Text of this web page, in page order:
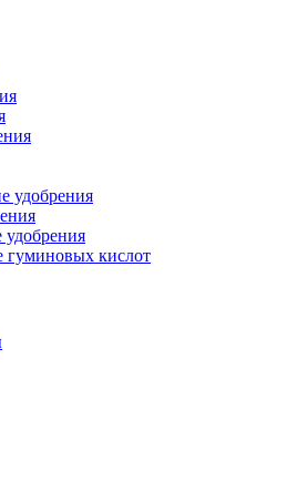
удобрения
гуминовых кислот